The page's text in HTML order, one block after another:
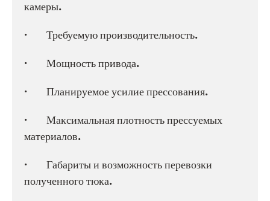
камеры.
· Требуемую производительность.
· Мощность привода.
· Планируемое усилие прессования.
· Максимальная плотность прессуемых
материалов.
· Габариты и возможность перевозки
полученного тюка.